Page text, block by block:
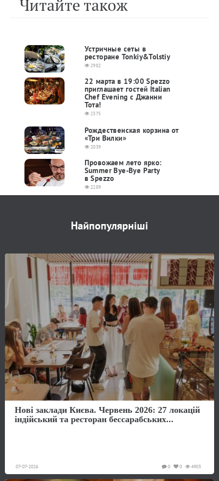
Читайте також
Устричные сеты в
ресторане Tonkiy&Tolstiy
2982
22 марта в 19:00 Spezzo
приглашает гостей Italian
Chef Evening с Джанни
Тота!
2375
Рождественская корзина от
«Три Вилки»
2039
Провожаем лето ярко:
Summer Bye-Bye Party
в Spezzo
2289
Найпопулярніші
Нові заклади Києва. Червень 2026: 27 локацій
індійський та ресторан бессарабських...
07-07-2026 4903
0
0